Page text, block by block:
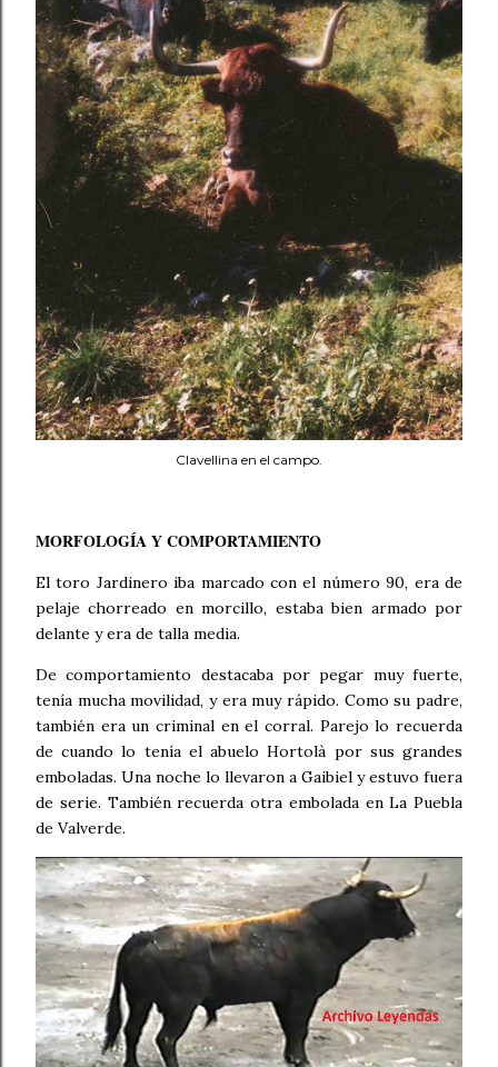
Clavellina en el campo.
MORFOLOGÍA Y COMPORTAMIENTO
El toro Jardinero iba marcado con el número 90, era de
pelaje chorreado en morcillo, estaba bien armado por
delante y era de talla media.
De comportamiento destacaba por pegar muy fuerte,
tenía mucha movilidad, y era muy rápido. Como su padre,
también era un criminal en el corral. Parejo lo recuerda
de cuando lo tenía el abuelo Hortolà por sus grandes
emboladas. Una noche lo llevaron a Gaibiel y estuvo fuera
de serie. También recuerda otra embolada en La Puebla
de Valverde.